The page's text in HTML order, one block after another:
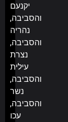
יקנעם
והסביבה,
נהריה
והסביבה,
נצרת
עילית
והסביבה,
נשר
והסביבה,
עכו